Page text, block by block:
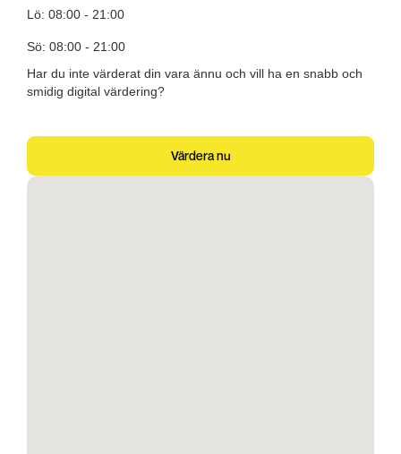
Lö: 08:00 - 21:00
Sö: 08:00 - 21:00
Har du inte värderat din vara ännu och vill ha en snabb och
smidig digital värdering?
Värdera nu